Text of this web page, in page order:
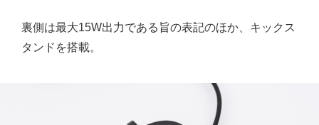
裏側は最大15W出力である旨の表記のほか、キックス
タンドを搭載。